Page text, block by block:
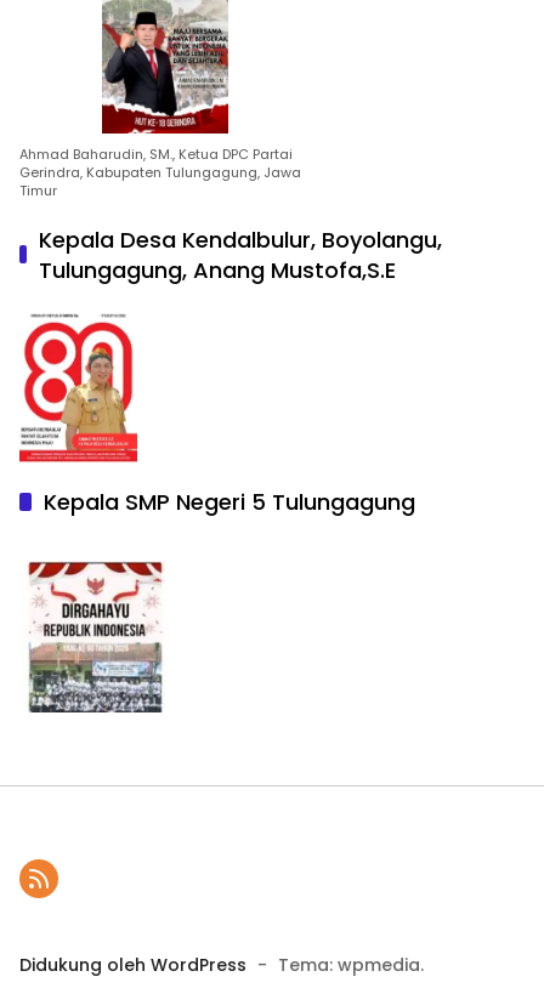
Ahmad Baharudin, SM., Ketua DPC Partai
Gerindra, Kabupaten Tulungagung, Jawa
Timur
Kepala Desa Kendalbulur, Boyolangu,
Tulungagung, Anang Mustofa,S.E
Kepala SMP Negeri 5 Tulungagung
Didukung oleh WordPress - Tema: wpmedia.